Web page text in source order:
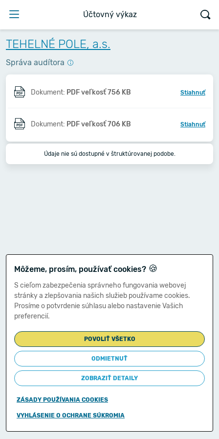
Účtovný výkaz
TEHELNÉ POLE, a.s.
Správa audítora
Dokument: PDF veľkosť 756 KB Stiahnuť
Dokument: PDF veľkosť 706 KB Stiahnuť
Údaje nie sú dostupné v štruktúrovanej podobe.
Môžeme, prosím, používať cookies? 🍪
S cieľom zabezpečenia správneho fungovania webovej
stránky a zlepšovania našich služieb používame cookies.
Prosíme o potvrdenie súhlasu alebo nastavenie Vašich
preferencií.
POVOLIŤ VŠETKO
ODMIETNUŤ
ZOBRAZIŤ DETAILY
ZÁSADY POUŽÍVANIA COOKIES
VYHLÁSENIE O OCHRANE SÚKROMIA
Copyright © 2011-2026